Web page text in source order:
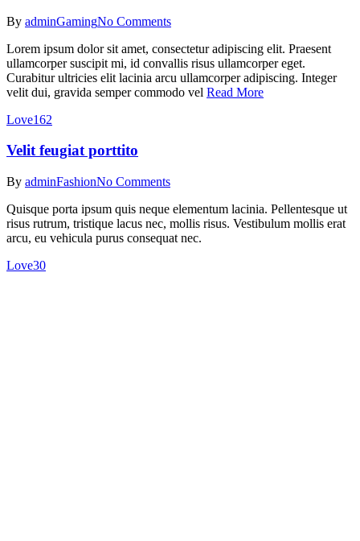
By adminGamingNo Comments
Lorem ipsum dolor sit amet, consectetur adipiscing elit. Praesent
ullamcorper suscipit mi, id convallis risus ullamcorper eget.
Curabitur ultricies elit lacinia arcu ullamcorper adipiscing. Integer
velit dui, gravida semper commodo vel Read More
Love162
Velit feugiat porttito
By adminFashionNo Comments
Quisque porta ipsum quis neque elementum lacinia. Pellentesque ut
risus rutrum, tristique lacus nec, mollis risus. Vestibulum mollis erat
arcu, eu vehicula purus consequat nec.
Love30